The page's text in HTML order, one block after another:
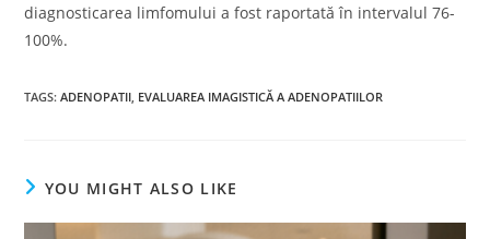
diagnosticarea limfomului a fost raportată în intervalul 76-
100%.
TAGS:ADENOPATII EVALUAREA IMAGISTICĂ A ADENOPATIILOR
YOU MIGHT ALSO LIKE